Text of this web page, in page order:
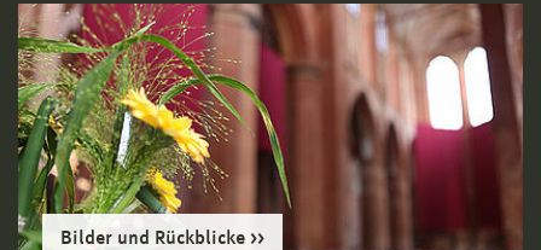
Bilder und Rückblicke